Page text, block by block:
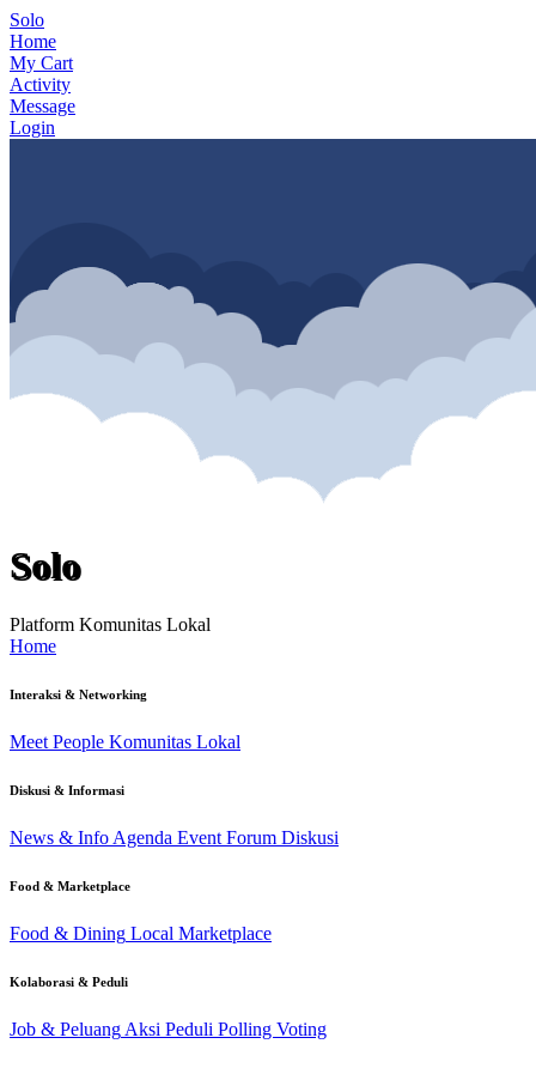
Solo
Home
My Cart
Activity
Message
Login
Solo
Platform Komunitas Lokal
Home
Interaksi & Networking
Meet People Komunitas Lokal
Diskusi & Informasi
News & Info Agenda Event Forum Diskusi
Food & Marketplace
Food & Dining Local Marketplace
Kolaborasi & Peduli
Job & Peluang Aksi Peduli Polling Voting